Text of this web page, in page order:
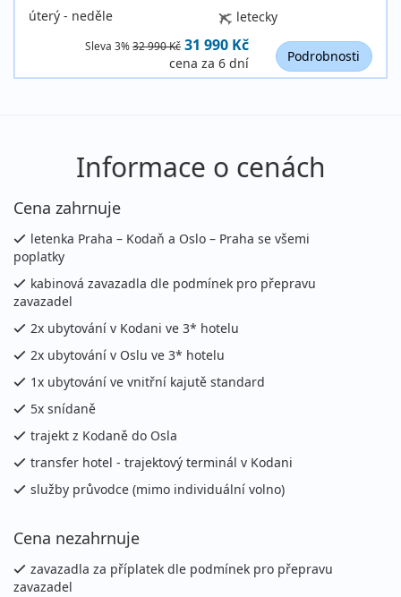
úterý - neděle
letecky
Sleva 3%32 990 Kč 31 990 Kč
cena za 6 dní Podrobnosti
Informace o cenách
Cena zahrnuje
letenka Praha – Kodaň a Oslo – Praha se všemi
poplatky
kabinová zavazadla dle podmínek pro přepravu
zavazadel
2x ubytování v Kodani ve 3* hotelu
2x ubytování v Oslu ve 3* hotelu
1x ubytování ve vnitřní kajutě standard
5x snídaně
trajekt z Kodaně do Osla
transfer hotel - trajektový terminál v Kodani
služby průvodce (mimo individuální volno)
Cena nezahrnuje
zavazadla za příplatek dle podmínek pro přepravu
zavazadel